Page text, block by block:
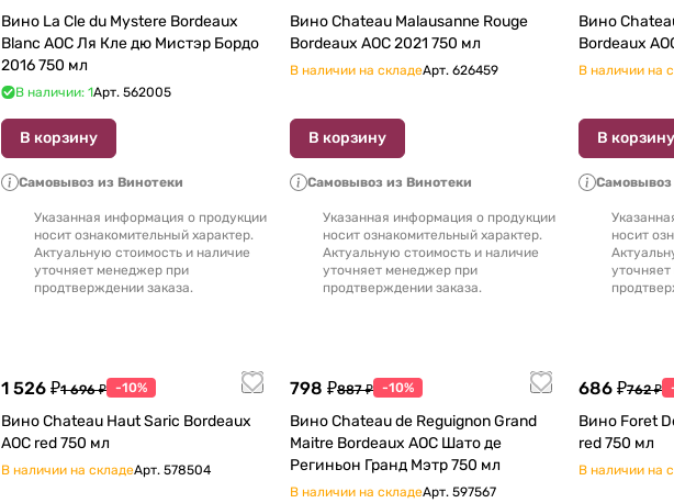
Вино La Cle du Mystere Bordeaux
Blanc AOC Ля Кле дю Мистэр Бордо
2016 750 мл
В наличии: 1Арт. 562005
В корзину
Самовывоз из Винотеки
Указанная информация о продукции
носит ознакомительный характер.
Актуальную стоимость и наличие
уточняет менеджер при
продтверждении заказа.
Вино Chateau Malausanne Rouge
Bordeaux AOC 2021 750 мл
В наличии на складеАрт. 626459
В корзину
Самовывоз из Винотеки
Указанная информация о продукции
носит ознакомительный характер.
Актуальную стоимость и наличие
уточняет менеджер при
продтверждении заказа.
Вино
В наличии на
В корзину
Самовывоз
носит
1 526 ₽1 696 ₽ -10%
Вино Chateau Haut Saric Bordeaux
AOC red 750 мл
В наличии на складеАрт. 578504
798 ₽887 ₽ -10%
Вино Chateau de Reguignon Grand
Maitre Bordeaux AOC Шато де
Региньон Гранд Мэтр 750 мл
В наличии на складеАрт. 597567
686 ₽762 ₽
Вино Foret
red 750 мл
В наличии на